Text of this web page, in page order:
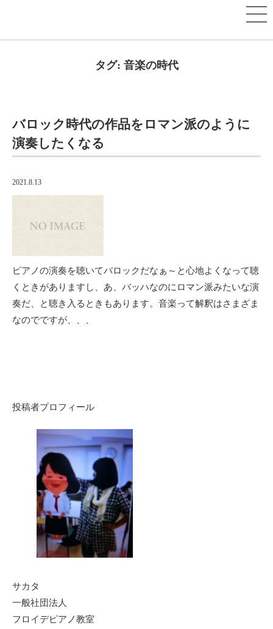
タグ: 音楽の時代
バロック時代の作品をロマン派のように
演奏したくなる
2021.8.13
ピアノの演奏を聴いてバロックだなぁ～と心地よくなって聴
くときがありますし、あ、バッハなのにロマン派みたいな演
奏だ、と聴き入るときもあります。音楽って解釈はさまざま
なのでですが、、、
投稿者プロフィール
サカタ
一般社団法人
フロイデピアノ教室